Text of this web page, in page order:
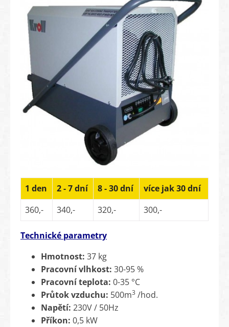
1 den 2 - 7 dní 8 - 30 dní
více jak 30 dní
360,-
340,- 320,- 300,-
Technické parametry
Hmotnost: 37 kg
Pracovní vlhkost: 30-95 %
Pracovní teplota: 0-35 °C
Průtok vzduchu: 500m3 /hod.
Napětí: 230V / 50Hz
Příkon: 0,5 kW